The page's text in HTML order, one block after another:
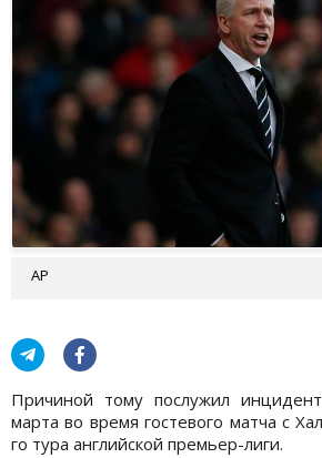
АР
Причиной тому послужил
марта во время гостевого матча с
го тура английской премьер-лиги.